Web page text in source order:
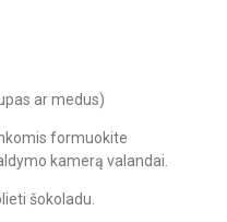
ar medus)
formuokite
kamerą valandai.
šokoladu.